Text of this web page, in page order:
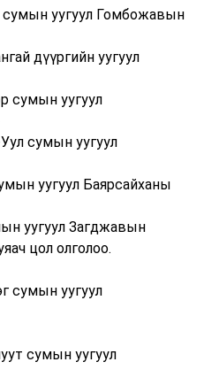
уугуул Гомбожавын
дүүргийн уугуул
сумын уугуул
сумын уугуул
уугуул Баярсайханы
уугуул Загджавын
цол олголоо.
сумын уугуул
сумын уугуул